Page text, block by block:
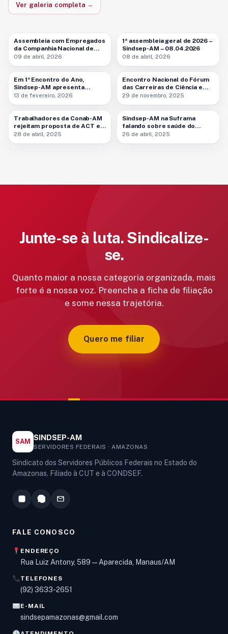
Ver galeria completa
Assembleia com Empregados
da Companhia Nacional de
Abastecimento (Conab) –
09 de abril, 2026
1ª assembleia geral de 2026 –
Sindsep-AM – 08.04.2026
08 de abril, 2026
9 fotos
Em 1º Encontro do Ano,
Sindsep-AM apresenta
pautas para aposentados em
13 de fevereiro, 2026
9 fotos
Encontro Nacional do Fórum
das Carreiras de Ciência e
Tecnologia – 29.11.2025
29 de novembro, 2025
3 fotos
Trabalhadores da Conab-AM
rejeitam proposta de ACT e
defendem mobilização
28 de abril, 2025
4 fotos
Sindsep-AM na Suframa
falando sobre saúde do
trabalhador no ‘Abril Verde’ –
26 de abril, 2025
Junte-se à luta. Sindicalize-
se.
Quanto maior a nossa categoria organizada, mais
forte é a nossa voz. Preencha a ficha de filiação
e some nessa trajetória.
Quero me filiar
SAM SINDSEP-AM
SERVIDORES FEDERAIS · AMAZONAS
Sindicato dos Servidores Públicos Federais no Estado do
Amazonas. Filiado à CUT e à CONDSEF.
FALE CONOSCO
ENDEREÇO
Rua Luiz Antony, 589 — Aparecida, Manaus/AM
TELEFONES
(92) 3633-2651
E-MAIL
sindsepamazonas@gmail.com
Olá! Digite um assunto e vou buscar em nossas